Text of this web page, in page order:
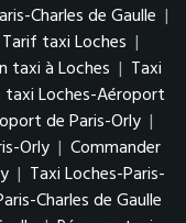
Charles de Gaulle |
Tarif taxi Loches |
taxi à Loches | Taxi
taxi Loches-Aéroport
de Paris-Orly |
Orly | Commander
| Taxi Loches-Paris-
Charles de Gaulle